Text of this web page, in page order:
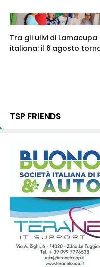
Tra gli ulivi di
italiana: il 6 agosto
TSP FRIENDS